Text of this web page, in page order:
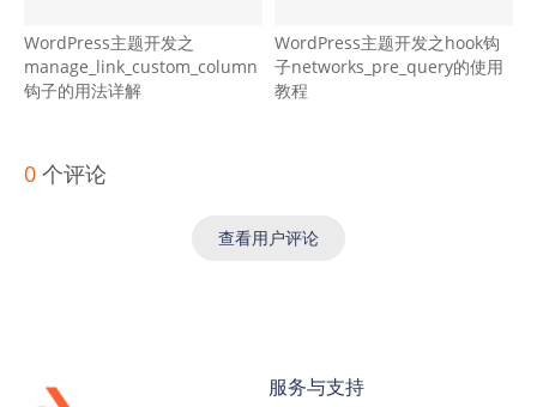
WordPress主题开发之
manage_link_custom_column
钩子的用法详解
WordPress主题开发之hook钩
子networks_pre_query的使用
教程
0 个评论
查看用户评论
服务与支持